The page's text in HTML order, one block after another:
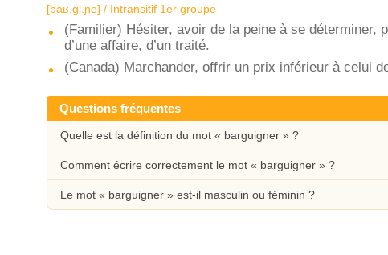
[baʁ.ɡi.ɲe] / Intransitif 1er groupe
(Familier) Hésiter, avoir de la peine à se déterminer,
d’une affaire, d’un traité.
(Canada) Marchander, offrir un prix inférieur à celui
Questions fréquentes
Quelle est la définition du mot « barguigner » ?
Comment écrire correctement le mot « barguigner » ?
Le mot « barguigner » est-il masculin ou féminin ?